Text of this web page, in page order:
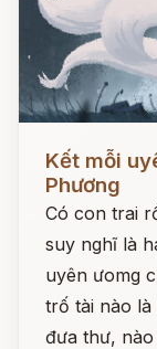
Đọc ngay
Kết mỗi
Phương
Có con trai
suy nghĩ là
uyên ưomg
trố tài nào là
đưa thư,